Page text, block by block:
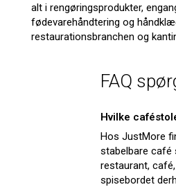
alt i rengøringsprodukter,
fødevarehåndtering og
restaurationsbranchen og
FAQ
Hvilke
Hos JustMore
stabelbare café
restaurant,
spisebordet